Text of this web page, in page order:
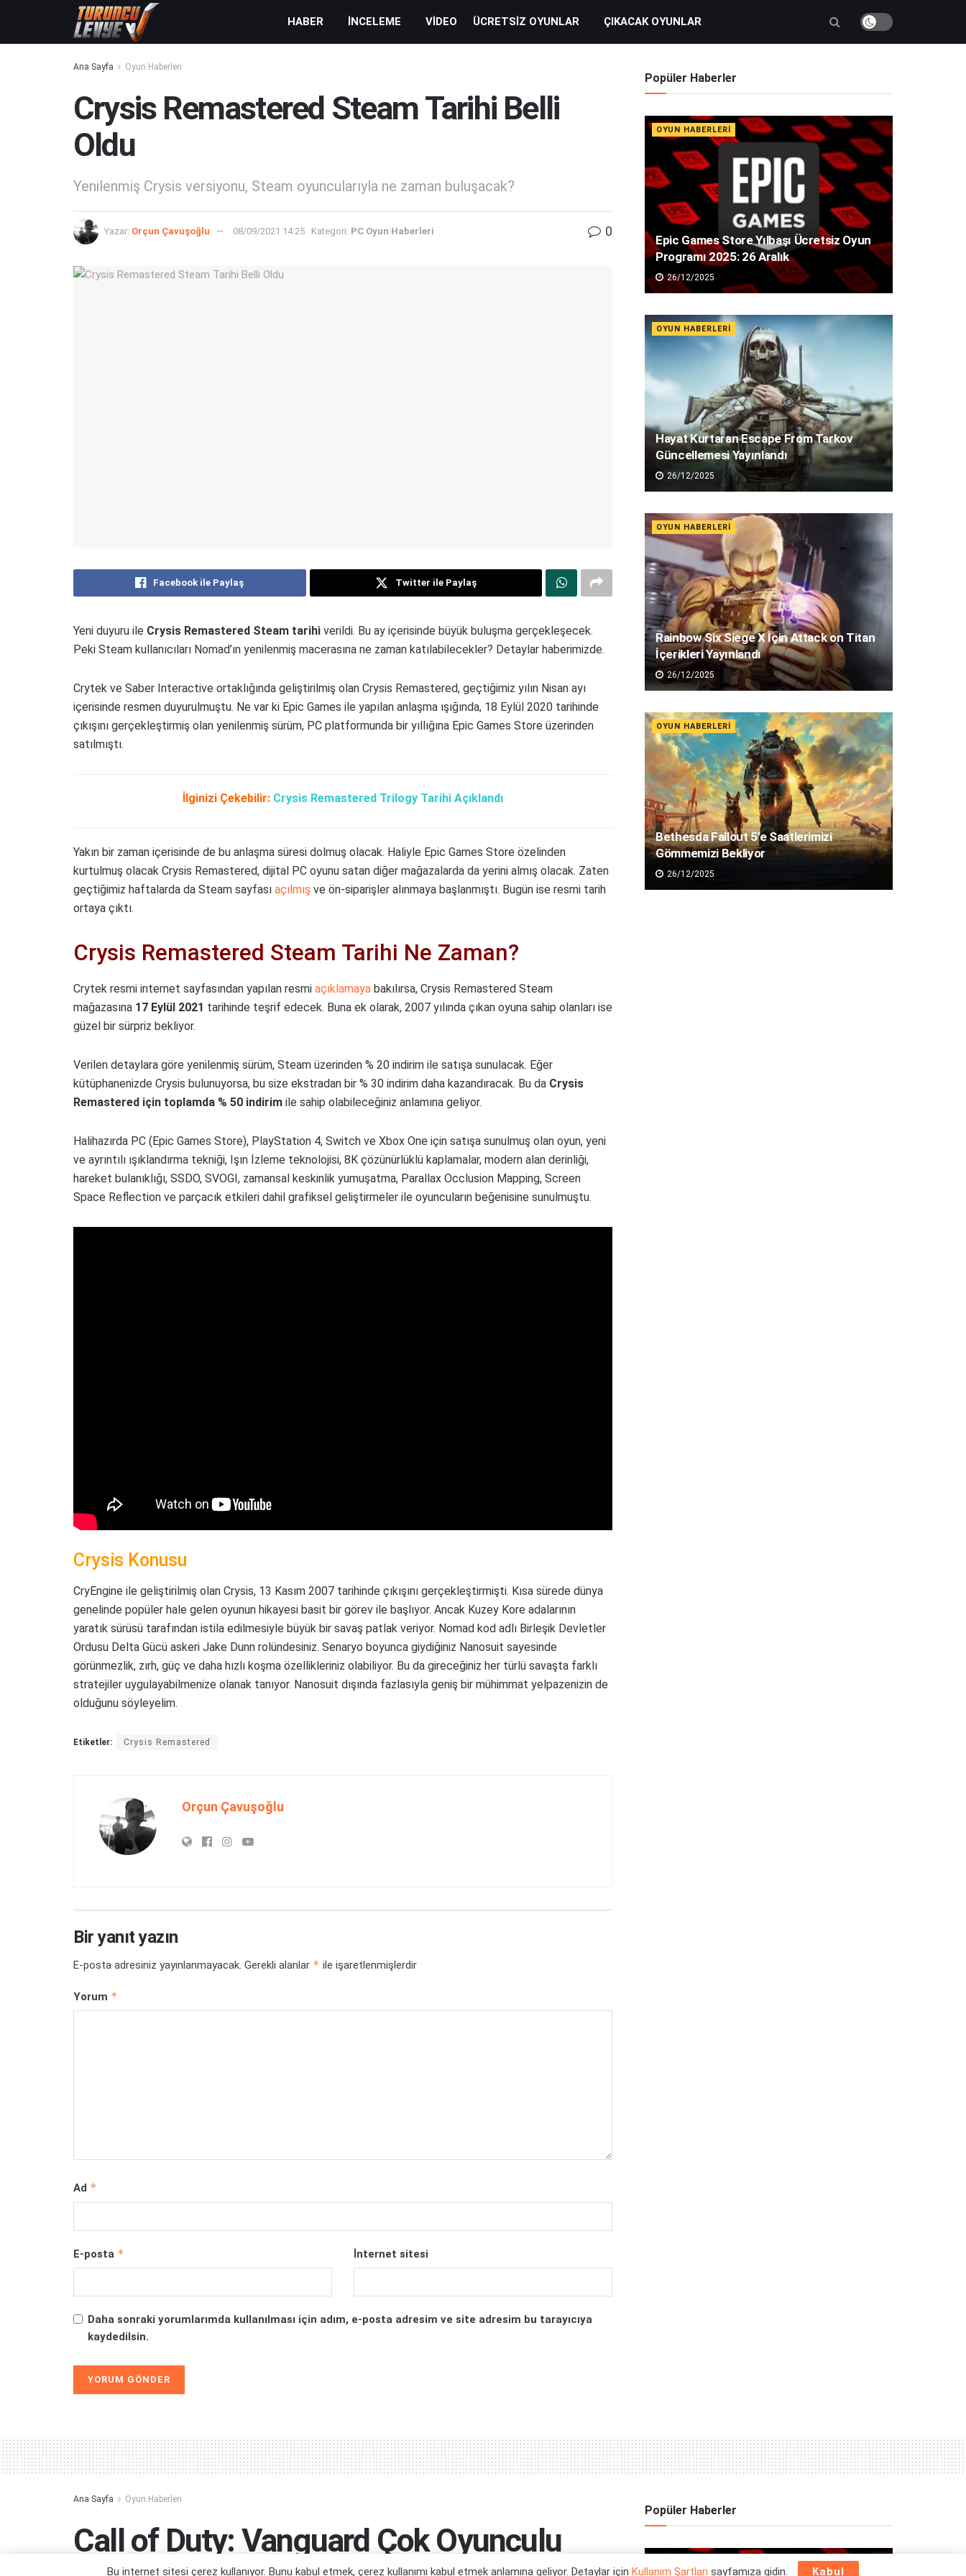
HABER İNCELEME VIDEO ÜCRETSIZ OYUNLAR ÇIKACAK OYUNLAR
Ana Sayfa Oyun Haberleri
Crysis Remastered Steam Tarihi Belli
Oldu
Yenilenmiş Crysis versiyonu, Steam oyuncularıyla ne zaman buluşacak?
Yazar: Orçun Çavuşoğlu 08/09/2021 14:25 Kategori: PC Oyun Haberleri 0
Facebook ile Paylaş Twitter ile Paylaş
Yeni duyuru ile Crysis Remastered Steam tarihi verildi. Bu ay içerisinde büyük buluşma gerçekleşecek.
Peki Steam kullanıcıları Nomad’ın yenilenmiş macerasına ne zaman katılabilecekler? Detaylar haberimizde.
Crytek ve Saber Interactive ortaklığında geliştirilmiş olan Crysis Remastered, geçtiğimiz yılın Nisan ayı
içerisinde resmen duyurulmuştu. Ne var ki Epic Games ile yapılan anlaşma ışığında, 18 Eylül 2020 tarihinde
çıkışını gerçekleştirmiş olan yenilenmiş sürüm, PC platformunda bir yıllığına Epic Games Store üzerinden
satılmıştı.
İlginizi Çekebilir: Crysis Remastered Trilogy Tarihi Açıklandı
Yakın bir zaman içerisinde de bu anlaşma süresi dolmuş olacak. Haliyle Epic Games Store özelinden
kurtulmuş olacak Crysis Remastered, dijital PC oyunu satan diğer mağazalarda da yerini almış olacak. Zaten
geçtiğimiz haftalarda da Steam sayfası açılmış ve ön-siparişler alınmaya başlanmıştı. Bugün ise resmi tarih
ortaya çıktı.
Crysis Remastered Steam Tarihi Ne Zaman?
Crytek resmi internet sayfasından yapılan resmi açıklamaya bakılırsa, Crysis Remastered Steam
mağazasına 17 Eylül 2021 tarihinde teşrif edecek. Buna ek olarak, 2007 yılında çıkan oyuna sahip olanları ise
güzel bir sürpriz bekliyor.
Verilen detaylara göre yenilenmiş sürüm, Steam üzerinden % 20 indirim ile satışa sunulacak. Eğer
kütüphanenizde Crysis bulunuyorsa, bu size ekstradan bir % 30 indirim daha kazandıracak. Bu da Crysis
Remastered için toplamda % 50 indirim ile sahip olabileceğiniz anlamına geliyor.
Halihazırda PC (Epic Games Store), PlayStation 4, Switch ve Xbox One için satışa sunulmuş olan oyun, yeni
ve ayrıntılı ışıklandırma tekniği, Işın İzleme teknolojisi, 8K çözünürlüklü kaplamalar, modern alan derinliği,
hareket bulanıklığı, SSDO, SVOGI, zamansal keskinlik yumuşatma, Parallax Occlusion Mapping, Screen
Space Reflection ve parçacık etkileri dahil grafiksel geliştirmeler ile oyuncuların beğenisine sunulmuştu.
Crysis Konusu
CryEngine ile geliştirilmiş olan Crysis, 13 Kasım 2007 tarihinde çıkışını gerçekleştirmişti. Kısa sürede dünya
genelinde popüler hale gelen oyunun hikayesi basit bir görev ile başlıyor. Ancak Kuzey Kore adalarının
yaratık sürüsü tarafından istila edilmesiyle büyük bir savaş patlak veriyor. Nomad kod adlı Birleşik Devletler
Ordusu Delta Gücü askeri Jake Dunn rolündesiniz. Senaryo boyunca giydiğiniz Nanosuit sayesinde
görünmezlik, zırh, güç ve daha hızlı koşma özellikleriniz olabiliyor. Bu da gireceğiniz her türlü savaşta farklı
stratejiler uygulayabilmenize olanak tanıyor. Nanosuit dışında fazlasıyla geniş bir mühimmat yelpazenizin de
olduğunu söyleyelim.
Etiketler: Crysis Remastered
Orçun Çavuşoğlu
Bir yanıt yazın
E-posta adresiniz yayınlanmayacak. Gerekli alanlar * ile işaretlenmişlerdir
Yorum *
Ad *
E-posta * İnternet sitesi
Daha sonraki yorumlarımda kullanılması için adım, e-posta adresim ve site adresim bu tarayıcıya
kaydedilsin.
Popüler Haberler
OYUN HABERLERI
Epic Games Store Yılbaşı Ücretsiz Oyun
Programı 2025: 26 Aralık
26/12/2025
OYUN HABERLERI
Hayat Kurtaran Escape From Tarkov
Güncellemesi Yayınlandı
26/12/2025
OYUN HABERLERI
Rainbow Six Siege X İçin Attack on Titan
İçerikleri Yayınlandı
26/12/2025
OYUN HABERLERI
Bethesda Fallout 5’e Saatlerimizi
Gömmemizi Bekliyor
26/12/2025
Ana Sayfa Oyun Haberleri
Call of Duty: Vanguard Çok Oyunculu
Popüler Haberler
Bu internet sitesi çerez kullanıyor. Bunu kabul etmek, çerez kullanımı kabul etmek anlamına geliyor. Detaylar için Kullanım Şartları sayfamıza gidin. Kabul